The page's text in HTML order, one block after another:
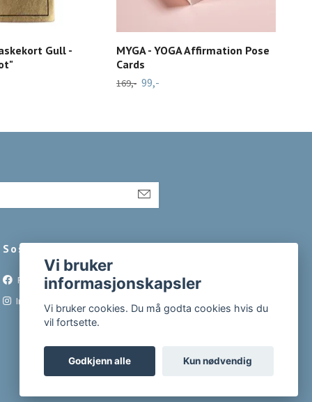
Gull -
MYGA - YOGA Affirmation Pose
Cards
169,- 99,-
Sosiale medier
Facebook
Instagram
Vi bruker
informasjonskapsler
Vi bruker cookies. Du må godta cookies hvis du
vil fortsette.
Godkjenn alle Kun nødvendig